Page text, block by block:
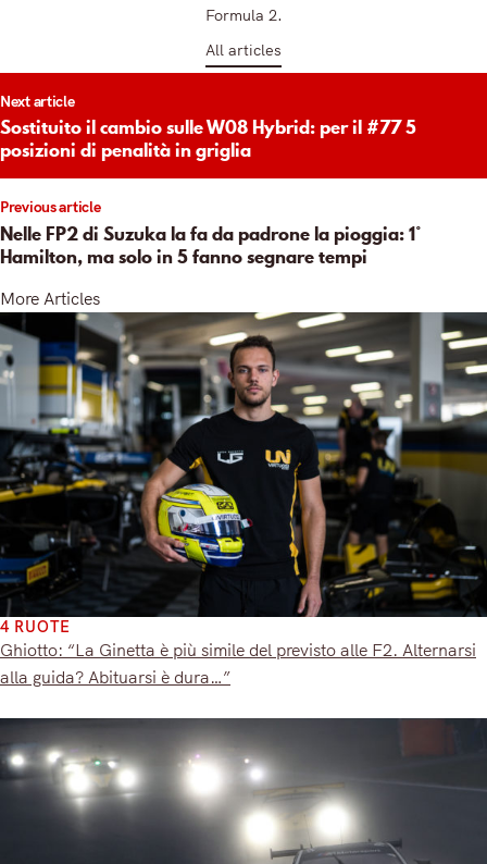
Formula 2.
All articles
Previous article
Nelle FP2 di Suzuka la fa da padrone la pioggia: 1°
Hamilton, ma solo in 5 fanno segnare tempi
Next article
Sostituito il cambio sulle W08 Hybrid: per il #77 5
posizioni di penalità in griglia
More Articles
4 RUOTE
Ghiotto: “La Ginetta è più simile del previsto alle F2. Alternarsi
alla guida? Abituarsi è dura…”